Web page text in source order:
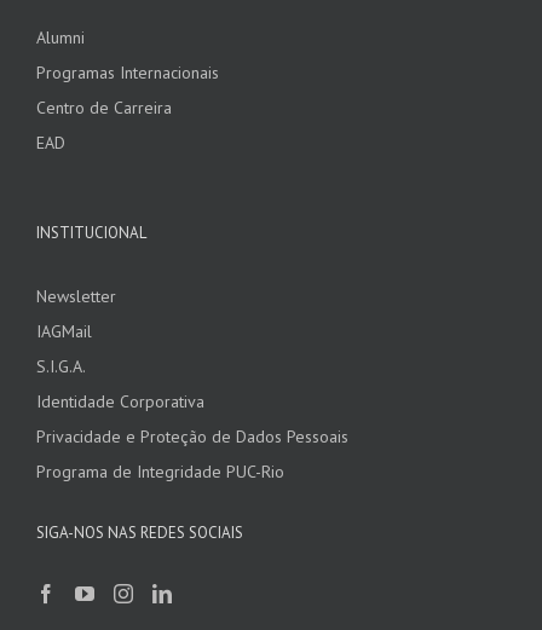
Alumni
Programas Internacionais
Centro de Carreira
EAD
INSTITUCIONAL
Newsletter
IAGMail
S.I.G.A.
Identidade Corporativa
Privacidade e Proteção de Dados Pessoais
Programa de Integridade PUC-Rio
SIGA-NOS NAS REDES SOCIAIS